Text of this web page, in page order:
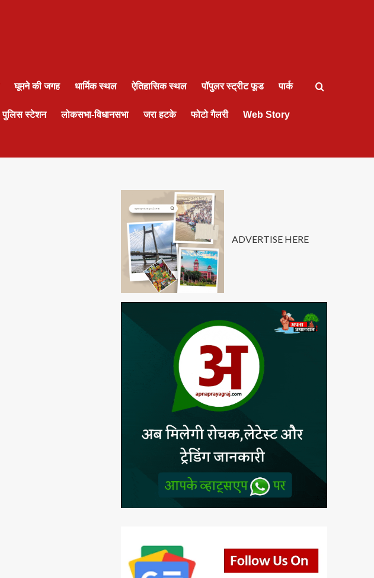
घूमने की जगह धार्मिक स्थल ऐतिहासिक स्थल पॉपुलर स्ट्रीट फूड पार्क
पुलिस स्टेशन लोकसभा-विधानसभा जरा हटके फोटो गैलरी Web Story
ADVERTISE HERE